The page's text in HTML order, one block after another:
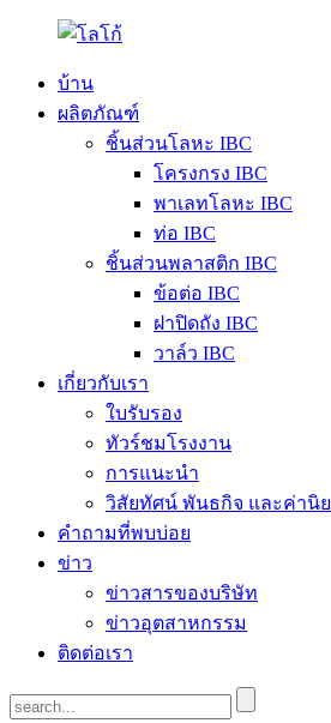
บ้าน
ผลิตภัณฑ์
ชิ้นส่วนโลหะ IBC
โครงกรง IBC
พาเลทโลหะ IBC
ท่อ IBC
ชิ้นส่วนพลาสติก IBC
ข้อต่อ IBC
ฝาปิดถัง IBC
วาล์ว IBC
เกี่ยวกับเรา
ใบรับรอง
ทัวร์ชมโรงงาน
การแนะนำ
วิสัยทัศน์ พันธกิจ และค่านิ
คำถามที่พบบ่อย
ข่าว
ข่าวสารของบริษัท
ข่าวอุตสาหกรรม
ติดต่อเรา